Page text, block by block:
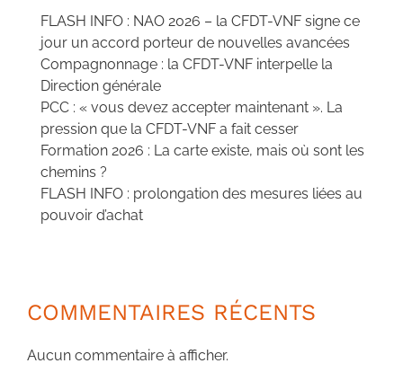
FLASH INFO : NAO 2026 – la CFDT-VNF signe ce
jour un accord porteur de nouvelles avancées
Compagnonnage : la CFDT-VNF interpelle la
Direction générale
PCC : « vous devez accepter maintenant ». La
pression que la CFDT-VNF a fait cesser
Formation 2026 : La carte existe, mais où sont les
chemins ?
FLASH INFO : prolongation des mesures liées au
pouvoir d’achat
COMMENTAIRES RÉCENTS
Aucun commentaire à afficher.